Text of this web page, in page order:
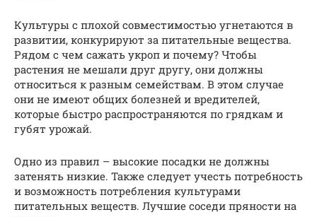
Культуры с плохой совместимостью угнетаются в
развитии, конкурируют за питательные вещества.
Рядом с чем сажать укроп и почему? Чтобы
растения не мешали друг другу, они должны
относиться к разным семействам. В этом случае
они не имеют общих болезней и вредителей,
которые быстро распространяются по грядкам и
губят урожай.
Одно из правил – высокие посадки не должны
затенять низкие. Также следует учесть потребность
и возможность потребления культурами
питательных веществ. Лучшие соседи пряности на